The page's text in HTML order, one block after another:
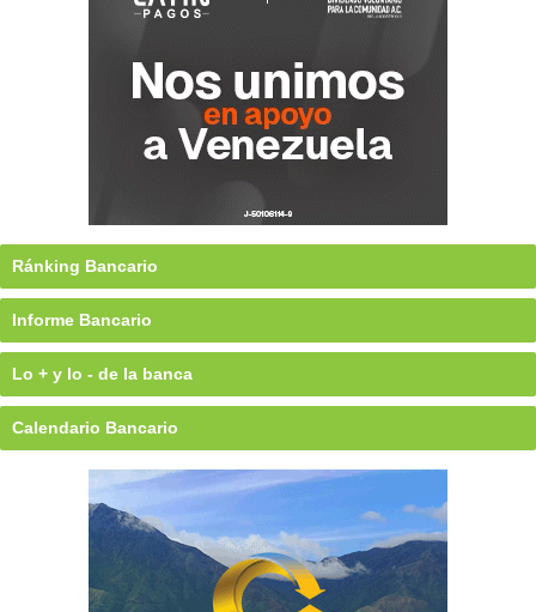
Ránking Bancario
Informe Bancario
Lo + y lo - de la banca
Calendario Bancario